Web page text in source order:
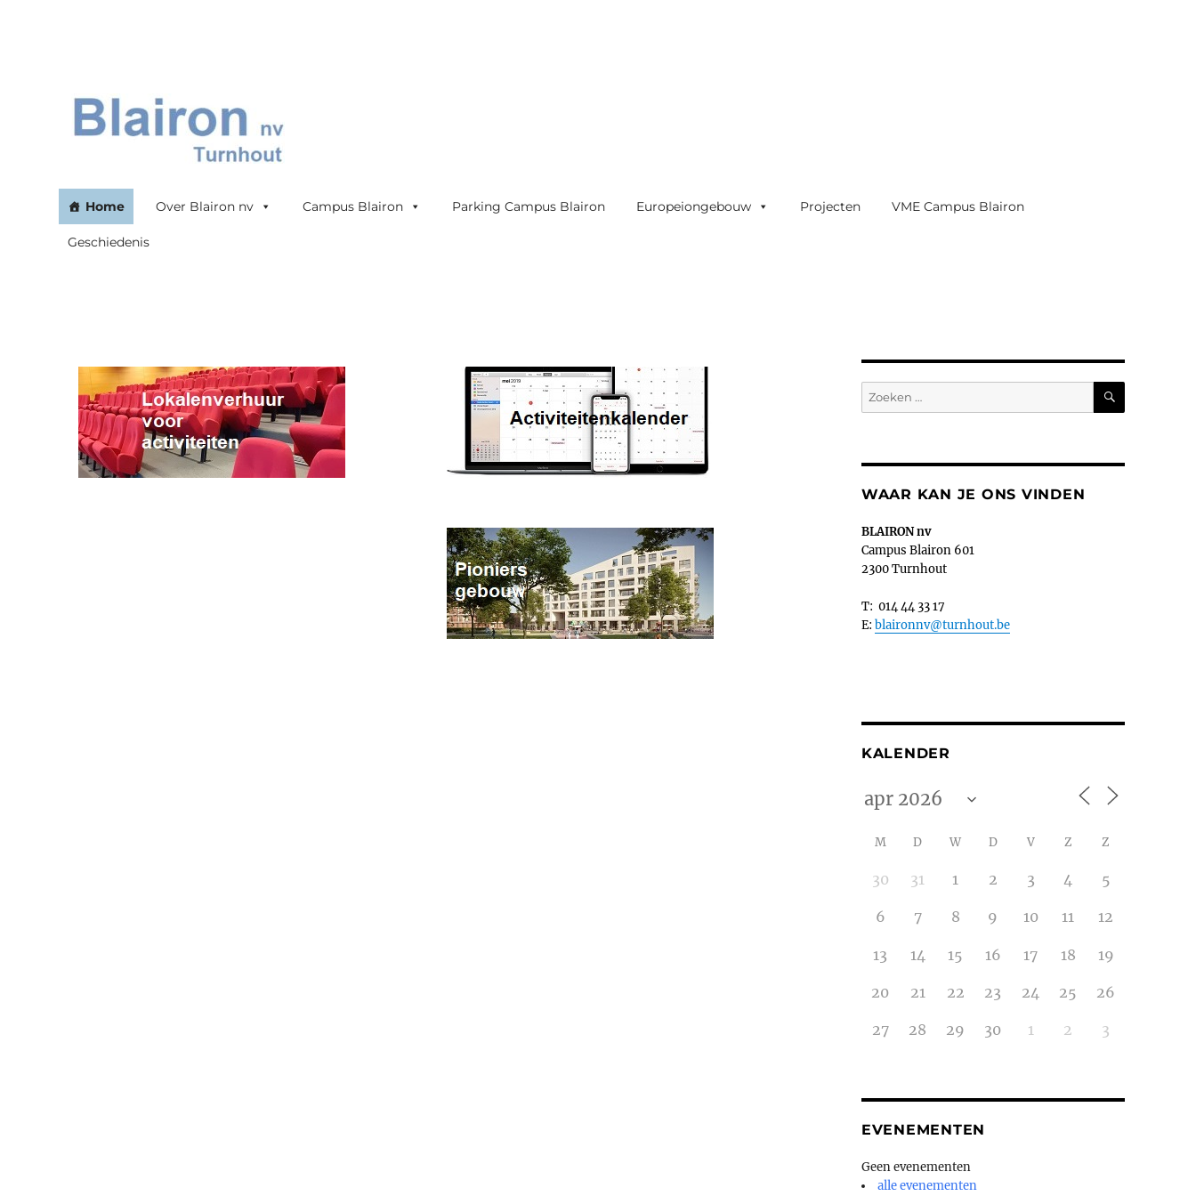
Blairon nv
Home Over Blairon nv Campus Blairon Parking Campus Blairon Europeiongebouw Projecten VME Campus Blairon
Geschiedenis
Zoeken
naar:
ZOEKEN
WAAR KAN JE ONS VINDEN
BLAIRON nv
Campus Blairon 601
2300 Turnhout
T: 014 44 33 17
E: blaironnv@turnhout.be
KALENDER
M D W D V Z Z
30 31 1 2 3 4 5
6 7 8 9 10 11 12
13 14 15 16 17 18 19
20 21 22 23 24 25 26
27 28 29 30 1 2 3
EVENEMENTEN
Geen evenementen
alle evenementen